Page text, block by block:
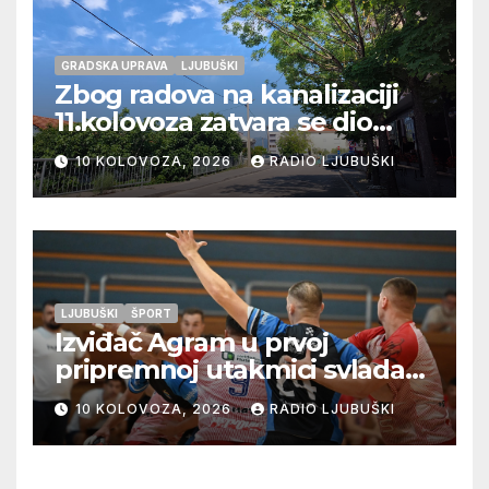
GRADSKA UPRAVA LJUBUŠKI
Zbog radova na kanalizaciji
11.kolovoza zatvara se dio
ulice Petra Barbarića
10 KOLOVOZA, 2026 RADIO LJUBUŠKI
LJUBUŠKI ŠPORT
Izviđač Agram u prvoj
pripremnoj utakmici svladao
Metković Zalom 37:32
10 KOLOVOZA, 2026 RADIO LJUBUŠKI